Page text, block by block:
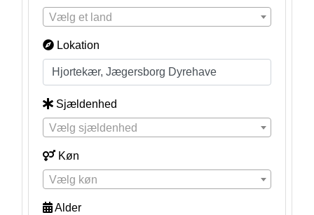
Vælg et land
Lokation
Sjældenhed
Vælg sjældenhed
Køn
Vælg køn
Alder